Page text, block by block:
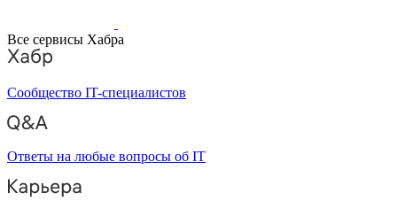
Все сервисы Хабра
Сообщество IT-специалистов
Ответы на любые вопросы об IT